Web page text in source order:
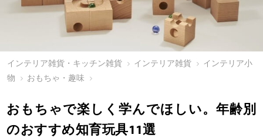
インテリア雑貨・キッチン雑貨 インテリア雑貨
インテリア小
物
おもちゃ・趣味
おもちゃで楽しく学んでほしい。年齢別
のおすすめ知育玩具11選